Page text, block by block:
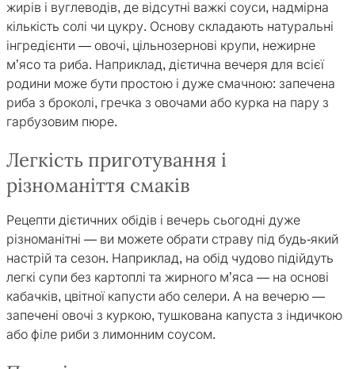
жирів і вуглеводів, де відсутні важкі соуси, надмірна
кількість солі чи цукру. Основу складають натуральні
інгредієнти — овочі, цільнозернові крупи, нежирне
м’ясо та риба. Наприклад, дієтична вечеря для всієї
родини може бути простою і дуже смачною: запечена
риба з броколі, гречка з овочами або курка на пару з
гарбузовим пюре.
Легкість приготування і
різноманіття смаків
Рецепти дієтичних обідів і вечерь сьогодні дуже
різноманітні — ви можете обрати страву під будь-який
настрій та сезон. Наприклад, на обід чудово підійдуть
легкі супи без картоплі та жирного м’яса — на основі
кабачків, цвітної капусти або селери. А на вечерю —
запечені овочі з куркою, тушкована капуста з індичкою
або філе риби з лимонним соусом.